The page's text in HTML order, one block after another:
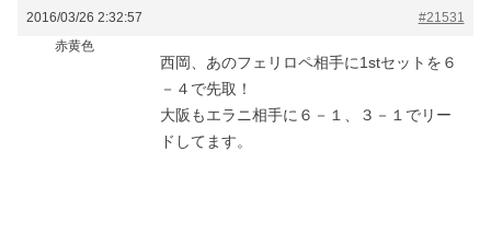
2016/03/26 2:32:57
#21531
赤黄色
西岡、あのフェリロペ相手に1stセットを６
－４で先取！
大阪もエラニ相手に６－１、３－１でリー
ドしてます。